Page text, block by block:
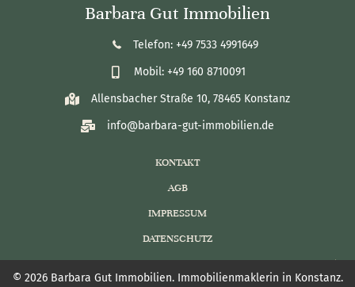
Barbara Gut Immobilien
Telefon: +49 7533 4991649
Mobil: +49 160 8710091
Allensbacher Straße 10, 78465 Konstanz
info@barbara-gut-immobilien.de
KONTAKT
AGB
IMPRESSUM
DATENSCHUTZ
© 2026 Barbara Gut Immobilien. Immobilienmaklerin in Konstanz.